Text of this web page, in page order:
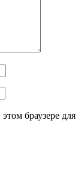
браузере для